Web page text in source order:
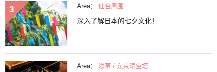
Area： 仙台周围
深入了解日本的七夕文化！
Area： 浅草 / 东京晴空塔